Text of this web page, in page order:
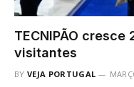
TECNIPÃO
visitantes
BY VEJA PORTUGAL